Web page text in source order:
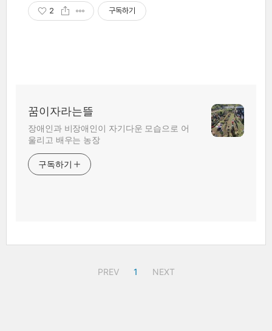
2 구독하기
꿈이자라는뜰
장애인과 비장애인이 자기다운 모습으로 어
울리고 배우는 농장
구독하기
PREV 1 NEXT